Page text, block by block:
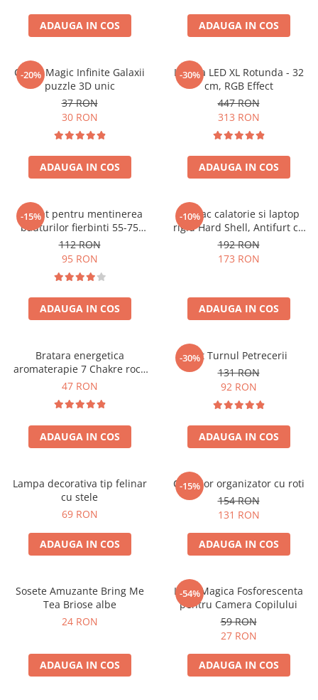
ADAUGA IN COS ADAUGA IN COS
-20%
Cubul Magic Infinite Galaxii
puzzle 3D unic
37 RON
30 RON
ADAUGA IN COS
-30%
Lampa LED XL Rotunda - 32
cm, RGB Effect
447 RON
313 RON
ADAUGA IN COS
-15%
Aparat pentru mentinerea
bauturilor fierbinti 55-75
grade
112 RON
95 RON
ADAUGA IN COS
-10%
Rucsac calatorie si laptop
rigid Hard Shell, Antifurt cu
port USB, Waterproof,
44x30x17 cm,
192 RON
173 RON
ADAUGA IN COS
Bratara energetica
aromaterapie 7 Chakre roca
vulcanica
47 RON
ADAUGA IN COS
-30%Set Turnul Petrecerii
131 RON
92 RON
ADAUGA IN COS
Lampa decorativa tip felinar
cu stele
69 RON
ADAUGA IN COS
-15%
Carucior organizator cu roti
154 RON
131 RON
ADAUGA IN COS
Sosete Amuzante Bring Me
Tea Briose albe
24 RON
ADAUGA IN COS
-54%
Luna Magica Fosforescenta
pentru Camera Copilului
59 RON
27 RON
ADAUGA IN COS